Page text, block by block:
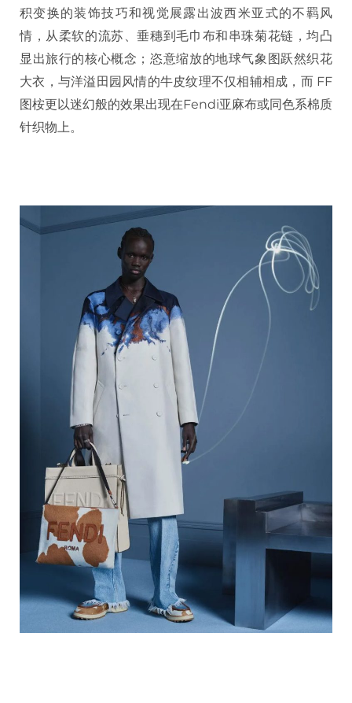
积变换的装饰技巧和视觉展露出波西米亚式的不羁风
情，从柔软的流苏、垂穗到毛巾布和串珠菊花链，均凸
显出旅行的核心概念；恣意缩放的地球气象图跃然织花
大衣，与洋溢田园风情的牛皮纹理不仅相辅相成，而 FF
图桉更以迷幻般的效果出现在Fendi亚麻布或同色系棉质
针织物上。